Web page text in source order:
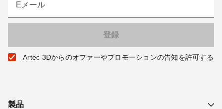
Eメール
Artec 3Dからのオファーやプロモーションの告知を許可する
製品